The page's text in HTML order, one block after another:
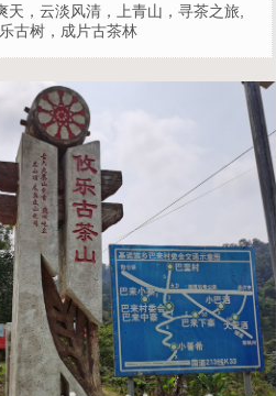
天，云淡风清，上青山，寻茶之旅,
古树，成片古茶林